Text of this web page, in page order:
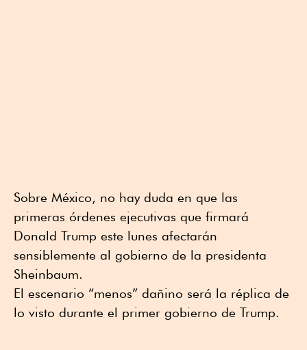
Sobre México, no hay duda en que las
primeras órdenes ejecutivas que firmará
Donald Trump este lunes afectarán
sensiblemente al gobierno de la presidenta
Sheinbaum.
El escenario “menos” dañino será la réplica de
lo visto durante el primer gobierno de Trump.